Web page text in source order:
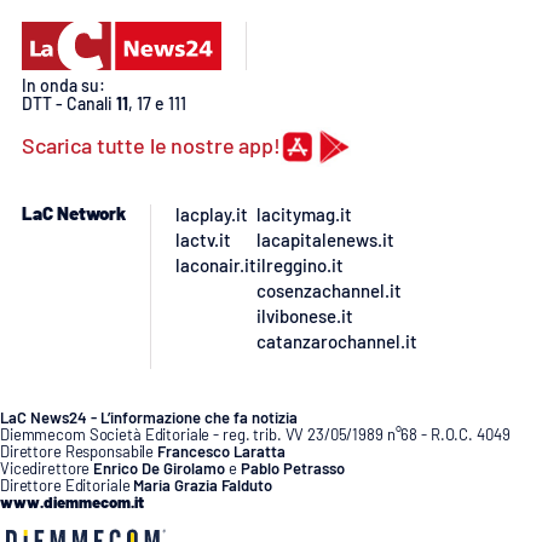
Buona Sanità Calabria
LA
CALABRIAVISIONE
Destinazioni
LAC
NETWORK
In onda su:
DTT - Canali 11, 17 e 111
Scarica tutte le nostre app!
LaC Network
lacplay.it
lactv.it
laconair.it
lacitymag.it
lacapitalenews.it
ilreggino.it
cosenzachannel.it
ilvibonese.it
catanzarochannel.it
LaC News24 - L’informazione che fa notizia
Diemmecom Società Editoriale - reg. trib. VV 23/05/1989 n°68 - R.O.C. 4049
Direttore Responsabile Francesco Laratta
Vicedirettore Enrico De GirolamoePablo Petrasso
Direttore Editoriale Maria Grazia Falduto
www.diemmecom.it